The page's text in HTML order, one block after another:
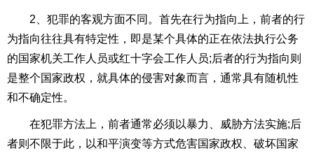
2、犯罪的客观方面不同。首先在行为指向上，前者的行
为指向往往具有特定性，即是某个具体的正在依法执行公务
的国家机关工作人员或红十字会工作人员;后者的行为指向则
是整个国家政权，就具体的侵害对象而言，通常具有随机性
和不确定性。
在犯罪方法上，前者通常必须以暴力、威胁方法实施;后
者则不限于此，以和平演变等方式危害国家政权、破坏国家